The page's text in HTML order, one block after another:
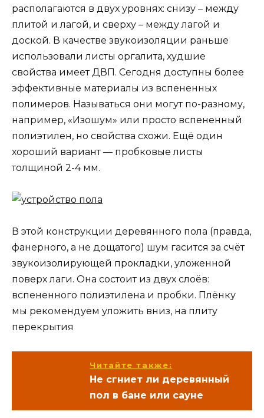
располагаются в двух уровнях: снизу – между
плитой и лагой, и сверху – между лагой и
доской. В качестве звукоизоляции раньше
использовали листы оргалита, худшие
свойства имеет ДВП. Сегодня доступны более
эффективные материалы из вспененных
полимеров. Называться они могут по-разному,
например, «Изошум» или просто вспененный
полиэтилен, но свойства схожи. Ещё один
хороший вариант — пробковые листы
толщиной 2-4 мм.
В этой конструкции деревянного пола (правда,
фанерного, а не дощатого) шум гасится за счёт
звукоизолирующей прокладки, уложенной
поверх лаги. Она состоит из двух слоёв:
вспененного полиэтилена и пробки. Плёнку
мы рекомендуем уложить вниз, на плиту
перекрытия
Читайте также:
Не сгниет ли деревянный
пол в бане или сауне